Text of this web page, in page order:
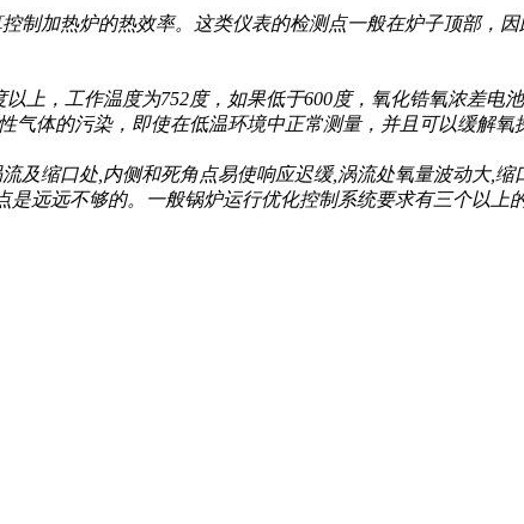
加热炉的热效率。这类仪表的检测点一般在炉子顶部，
，工作温度为752度，如果低于600度，氧化锆氧浓差电池
污染，即使在低温环境中正常测量，并且可以缓解氧探
流及缩口处,内侧和死角点易使响应迟缓,涡流处氧量波动大,缩
远远不够的。一般锅炉运行优化控制系统要求有三个以